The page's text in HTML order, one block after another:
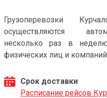
Грузоперевозки
осуществляются
несколько раз в
физических лиц и
Срок доставки
Расписание рейсов